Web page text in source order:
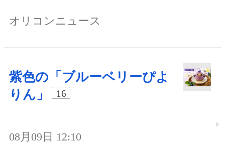
オリコンニュース
紫色の「ブルーベリーぴよ
りん」
16
08月09日 12:10